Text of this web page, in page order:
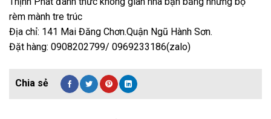
rèm mành tre trúc
Địa chỉ: 141 Mai Đăng Chơn.Quận Ngũ Hành Sơn.
Đặt hàng: 0908202799/ 0969233186(zalo)